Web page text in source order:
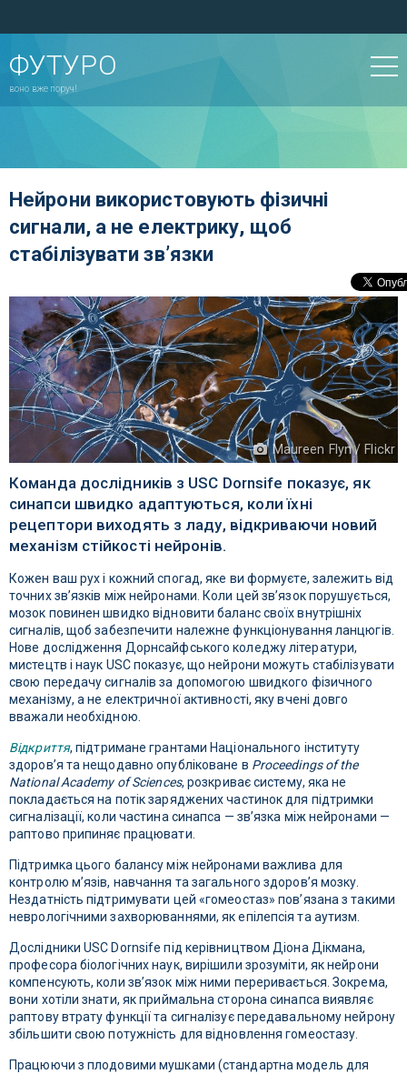
ФУТУРО
воно вже поруч!
Нейрони використовують фізичні
сигнали, а не електрику, щоб
стабілізувати зв’язки
Maureen Flyn / Flickr
Команда дослідників з USC Dornsife показує, як
синапси швидко адаптуються, коли їхні
рецептори виходять з ладу, відкриваючи новий
механізм стійкості нейронів.
Кожен ваш рух і кожний спогад, яке ви формуєте, залежить від
точних зв’язків між нейронами. Коли цей зв’язок порушується,
мозок повинен швидко відновити баланс своїх внутрішніх
сигналів, щоб забезпечити належне функціонування ланцюгів.
Нове дослідження Дорнсайфського коледжу літератури,
мистецтв і наук USC показує, що нейрони можуть стабілізувати
свою передачу сигналів за допомогою швидкого фізичного
механізму, а не електричної активності, яку вчені довго
вважали необхідною.
Відкриття, підтримане грантами Національного інституту
здоров’я та нещодавно опубліковане в Proceedings of the
National Academy of Sciences, розкриває систему, яка не
покладається на потік заряджених частинок для підтримки
сигналізації, коли частина синапса — зв’язка між нейронами —
раптово припиняє працювати.
Підтримка цього балансу між нейронами важлива для
контролю м’язів, навчання та загального здоров’я мозку.
Нездатність підтримувати цей «гомеостаз» пов’язана з такими
неврологічними захворюваннями, як епілепсія та аутизм.
Дослідники USC Dornsife під керівництвом Діона Дікмана,
професора біологічних наук, вирішили зрозуміти, як нейрони
компенсують, коли зв’язок між ними переривається. Зокрема,
вони хотіли знати, як приймальна сторона синапса виявляє
раптову втрату функції та сигналізує передавальному нейрону
збільшити свою потужність для відновлення гомеостазу.
Працюючи з плодовими мушками (стандартна модель для